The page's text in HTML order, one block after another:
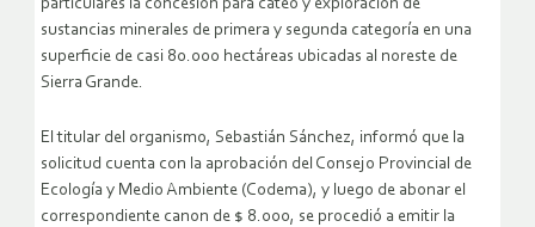
particulares la concesión para cateo y exploración de
sustancias minerales de primera y segunda categoría en una
superficie de casi 80.000 hectáreas ubicadas al noreste de
Sierra Grande.
El titular del organismo, Sebastián Sánchez, informó que la
solicitud cuenta con la aprobación del Consejo Provincial de
Ecología y Medio Ambiente (Codema), y luego de abonar el
correspondiente canon de $ 8.000, se procedió a emitir la